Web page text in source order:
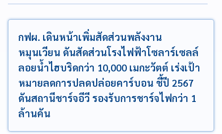
กฟผ. เดินหน้าเพิ่มสัดส่วนพลังงาน
หมุนเวียน ดันสัดส่วนโรงไฟฟ้าโซลาร์เซลล์
ลอยน้ำไฮบริดกว่า 10,000 เมกะวัตต์ เร่งเป้า
หมายลดการปลดปล่อยคาร์บอน ชี้ปี 2567
ดันสถานีชาร์จอีวี รองรับการชาร์จไฟกว่า 1
ล้านคัน